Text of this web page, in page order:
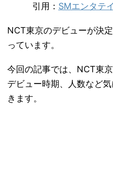
引用： SMエンタテ
NCT東京のデビューが決
っています。
今回の記事では、NCT東
デビュー時期、人数など
きます。